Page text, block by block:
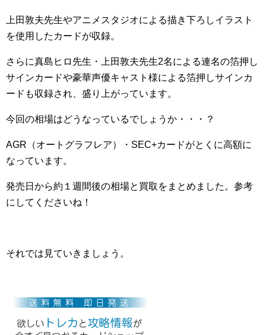
上田敦夫先生やアニメスタジオによる描き下ろしイラスト
を使用したカードが収録。
さらに真島ヒロ先生・上田敦夫先生2名による連名の箔押し
サインカードや豪華声優キャスト様による箔押しサインカ
ードも収録され、盛り上がっています。
今回の相場はどうなっているでしょうか・・・？
AGR（オートグラフレア）・SEC+カードがとくに高額に
なっています。
発売日から約１週間後の相場と買取をまとめました。参考
にしてくださいね！
それでは見ていきましょう。